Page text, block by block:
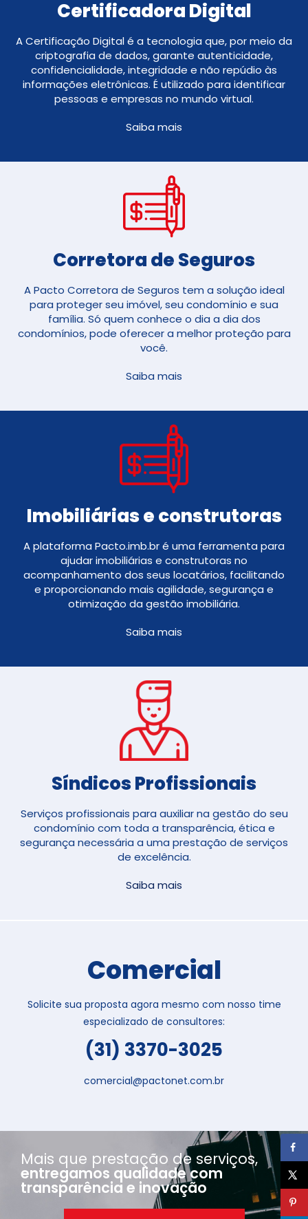
Certificadora Digital
A Certificação Digital é a tecnologia que, por meio da
criptografia de dados, garante autenticidade,
confidencialidade, integridade e não repúdio às
informações eletrônicas. É utilizado para identificar
pessoas e empresas no mundo virtual.
Saiba mais
Corretora de Seguros​
A Pacto Corretora de Seguros tem a solução ideal
para proteger seu imóvel, seu condomínio e sua
família. Só quem conhece o dia a dia dos
condomínios, pode oferecer a melhor proteção para
você.
Saiba mais
Imobiliárias e construtoras
A plataforma Pacto.imb.br é uma ferramenta para
ajudar imobiliárias e construtoras no
acompanhamento dos seus locatários, facilitando
e proporcionando mais agilidade, segurança e
otimização da gestão imobiliária.
Saiba mais
Síndicos Profissionais
Serviços profissionais para auxiliar na gestão do seu
condomínio com toda a transparência, ética e
segurança necessária a uma prestação de serviços
de excelência.
Saiba mais
Comercial
Solicite sua proposta agora mesmo com nosso time
especializado de consultores:
(31) 3370-3025
comercial@pactonet.com.br
Mais que prestação de serviços,
entregamos qualidade com
transparência e inovação